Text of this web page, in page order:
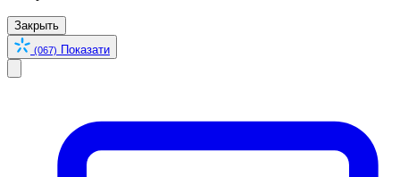
Закрыть
(067) Показати